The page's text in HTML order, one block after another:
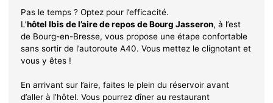
Pas le temps ? Optez pour l’efficacité.
L’hôtel Ibis de l’aire de repos de Bourg Jasseron, à l’est
de Bourg-en-Bresse, vous propose une étape confortable
sans sortir de l’autoroute A40. Vous mettez le clignotant et
vous y êtes !
En arrivant sur l’aire, faites le plein du réservoir avant
d’aller à l’hôtel. Vous pourrez dîner au restaurant